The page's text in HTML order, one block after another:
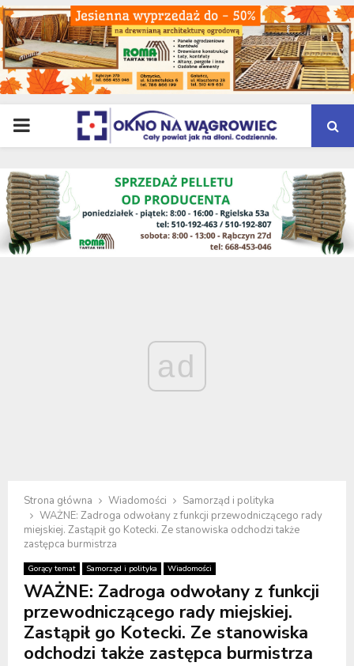
PRIMARY
MENU
ad
Strona główna Wiadomości
Samorząd i polityka
WAŻNE: Zadroga odwołany z funkcji przewodniczącego rady
miejskiej. Zastąpił go Kotecki. Ze stanowiska odchodzi także
zastępca burmistrza
Gorący temat Samorząd i polityka Wiadomości
WAŻNE: Zadroga odwołany z funkcji
przewodniczącego rady miejskiej.
Zastąpił go Kotecki. Ze stanowiska
odchodzi także zastępca burmistrza